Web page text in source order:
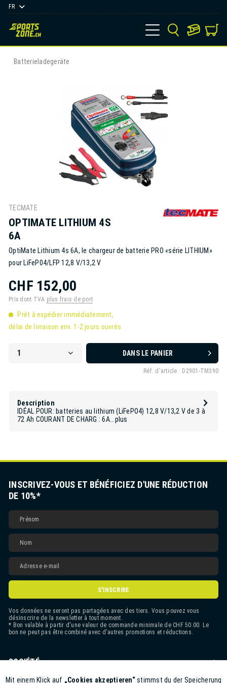
FR
Batterieladegeräte
TECMATE
OPTIMATE LITHIUM 4S
6A
OptiMate Lithium 4s 6A, le chargeur de batterie PRO «série LITHIUM»
pour LiFeP04/LFP 12,8 V/13,2 V
CHF 152,00
Prix dont TVA plus frais de port
Prêt à expédier immédiatement,
délai de livraison env. 1-2 jours ouvrés
DANS LE PANIER
Réf. d'article : D2901-TM390
Description
IDÉAL POUR: batteries au lithium (LiFePO4) 12,8 V/13,2 V de 3 à
72 Ah COURANT DE CHARG : 6A... plus
INSCRIVEZ-VOUS ET BÉNÉFICIEZ D'UNE RÉDUCTION
DE 10%*
S'INSCRIRE
Vos données ne seront pas partagées avec des tiers. Vous pouvez vous
désinscrire de la newsletter à tout moment.
* Bon valable à partir d'une valeur de commande minimale de CHF 50.00. Le
bon ne peut pas être combiné avec d'autres promotions et réductions.
SOCIÉTÉ
CONTACT
Funktionale Aktiv
Mit einem Klick auf „Cookies akzeptieren“stimmst du der Speicherung